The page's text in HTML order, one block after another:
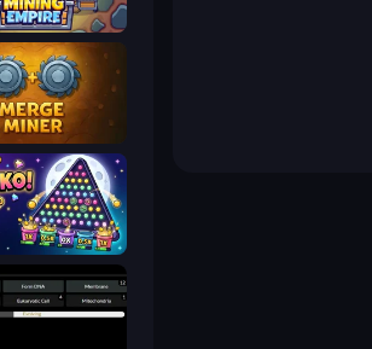
Idle Mining Empire
Merge Miner
PLINKO!